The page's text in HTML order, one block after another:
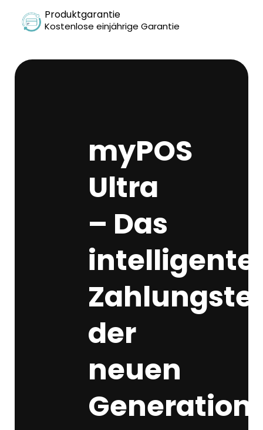
Produktgarantie
Kostenlose einjährige Garantie
myPOS
Ultra
– Das
intelligente
der
neuen
Generation